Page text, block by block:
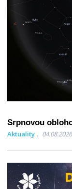
Srpnovou
Aktuality 04.08.2026